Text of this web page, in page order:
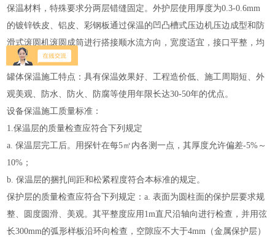
保温材料，特殊要求分两层错缝固定。外护层使用厚度为0.3-0.6mm
的镀锌铁皮、铝皮、彩钢板通过保温的凹凸槽式压边机压边成型和防
滑式滚圆机滚圆成筒进行搭接顺水流方向，宽度适宜，接口平整，均
匀的包裹。
罐体保温施工特点：具有保温效果好、工程造价低、施工周期短、外
观美观、防水、防火、防腐等使用年限长达30-50年的优点。
设备保温施工质量标准：
1.保温层的质量检查应符合下列规定
a. 保温层完工后。用探针在每5㎡内各测一点，其厚度允许偏差-5%～
10%；
b. 保温层的捆扎间距和松紧程度符合本标准的规定。
保护层的质量检查应符合下列规定：a. 表面为圆柱面的保护层要求规
整、圆度圆滑、美观。其平整度应用1m直尺沿轴向进行检查，并用弦
长300mm的弧形样板沿环向检查，空隙应不大于4mm（金属保护层）